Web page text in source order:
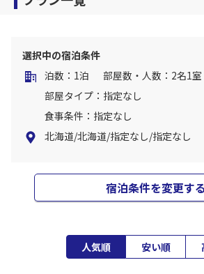
選択中の宿泊条件
泊数：1泊
部屋数・人数：2名1室
部屋タイプ：指定なし
食事条件：指定なし
北海道/北海道/指定なし/指定なし
宿泊条件を変更する
人気順 安い順